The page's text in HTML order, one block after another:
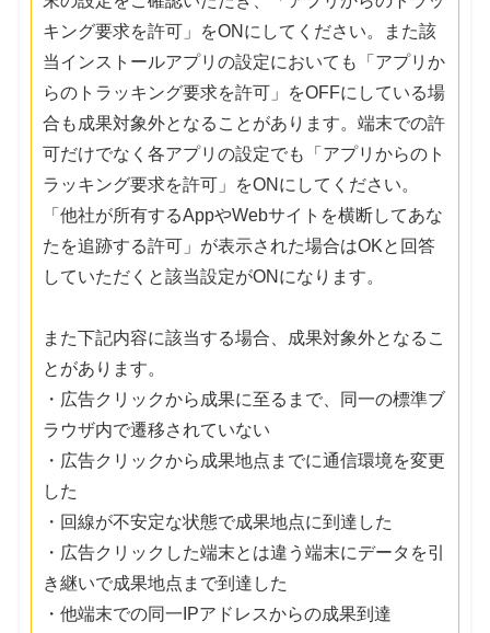
キング要求を許可」をONにしてください。また該
当インストールアプリの設定においても「アプリか
らのトラッキング要求を許可」をOFFにしている場
合も成果対象外となることがあります。端末での許
可だけでなく各アプリの設定でも「アプリからのト
ラッキング要求を許可」をONにしてください。
「他社が所有するAppやWebサイトを横断してあな
たを追跡する許可」が表示された場合はOKと回答
していただくと該当設定がONになります。
また下記内容に該当する場合、成果対象外となるこ
とがあります。
・広告クリックから成果に至るまで、同一の標準ブ
ラウザ内で遷移されていない
・広告クリックから成果地点までに通信環境を変更
した
・回線が不安定な状態で成果地点に到達した
・広告クリックした端末とは違う端末にデータを引
き継いで成果地点まで到達した
・他端末での同一IPアドレスからの成果到達